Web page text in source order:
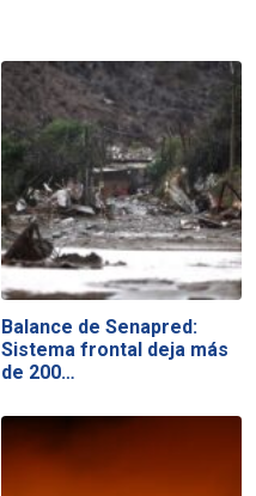
Balance de Senapred:
Sistema frontal deja más
de 200…